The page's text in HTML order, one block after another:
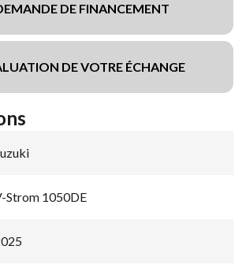
DE FINANCEMENT
DE VOTRE ÉCHANGE
Strom 1050DE